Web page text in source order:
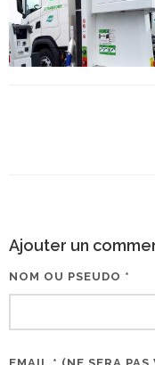
Ajouter un
NOM OU PSEUDO *